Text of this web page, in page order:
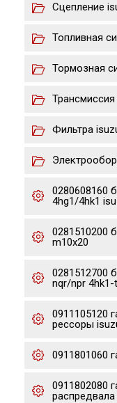
Сцепление
Топливная
Тормозная
Фильтра
0280608160
4hg1/4hk1
0281510200
m10x20
0281512700
nqr/npr 4hk1-t
0911105120
рессоры
0911801060
0911802080